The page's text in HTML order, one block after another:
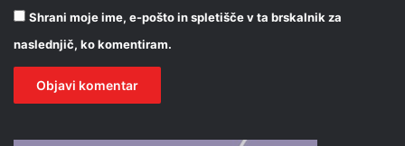
Shrani moje ime, e-pošto in spletišče v ta brskalnik za
naslednjič, ko komentiram.